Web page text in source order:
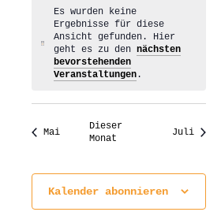
Hinweis
Es wurden keine
Ergebnisse für diese
Ansicht gefunden. Hier
geht es zu dennächsten
bevorstehenden
Veranstaltungen .
Mai
Dieser
Monat
Juli
Kalender abonnieren